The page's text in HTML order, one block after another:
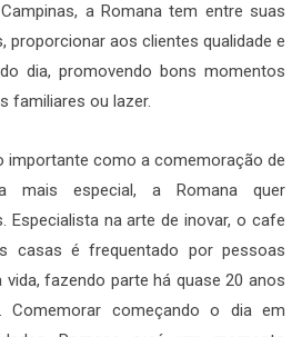
a Romana tem entre suas
proporcionar aos clientes qualidade e
dia, promovendo bons momentos
familiares ou lazer.
importante como a comemoração de
mais especial, a Romana quer
Especialista na arte de inovar, o cafe
casas é frequentado por pessoas
fazendo parte há quase 20 anos
Comemorar começando o dia em